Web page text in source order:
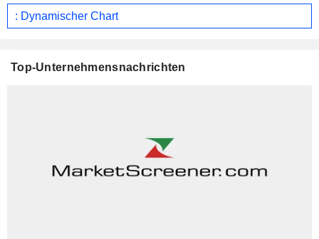
: Dynamischer Chart
Top-Unternehmensnachrichten